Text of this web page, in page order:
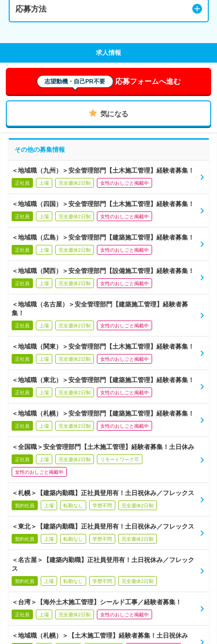
応募方法
求人情報
志望動機・自己PR不要 応募フォームへ進む
気になる
その他の募集情報
＜地域職（九州）＞安全管理部門【土木施工管理】経験者募集！
正社員 上場 完全週休2日制 女性のおしごと掲載中
＜地域職（四国）＞安全管理部門【土木施工管理】経験者募集！
正社員 上場 完全週休2日制 女性のおしごと掲載中
＜地域職（広島）＞安全管理部門【建築施工管理】経験者募集！
正社員 上場 完全週休2日制 女性のおしごと掲載中
＜地域職（関西）＞安全管理部門【設備施工管理】経験者募集！
正社員 上場 完全週休2日制 女性のおしごと掲載中
＜地域職（名古屋）＞安全管理部門【建築施工管理】経験者募
集！
正社員 上場 完全週休2日制 女性のおしごと掲載中
＜地域職（関東）＞安全管理部門【土木施工管理】経験者募集！
正社員 上場 完全週休2日制 女性のおしごと掲載中
＜地域職（東北）＞安全管理部門【建築施工管理】経験者募集！
正社員 上場 完全週休2日制 女性のおしごと掲載中
＜地域職（札幌）＞安全管理部門【建築施工管理】経験者募集！
正社員 上場 完全週休2日制 女性のおしごと掲載中
＜全国職＞安全管理部門【土木施工管理】経験者募集！土日休み
正社員 上場 完全週休2日制 リモートワーク可
女性のおしごと掲載中
＜札幌＞【建築内勤職】正社員登用有！土日祝休み／フレックス
契約社員 上場 転勤なし 学歴不問 完全週休2日制
＜東北＞【建築内勤職】正社員登用有！土日祝休み／フレックス
契約社員 上場 転勤なし 学歴不問 完全週休2日制
＜名古屋＞【建築内勤職】正社員登用有！土日祝休み／フレック
ス
契約社員 上場 転勤なし 学歴不問 完全週休2日制
＜台湾＞【海外土木施工管理】シールド工事／経験者募集！
正社員 上場 完全週休2日制 女性のおしごと掲載中
＜地域職（札幌）＞【土木施工管理】経験者募集！土日祝休み